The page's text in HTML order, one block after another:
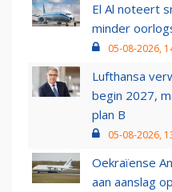
El Al noteert
minder
05-08-2026,
Lufthansa
begin 2027,
plan B
05-08-2026,
Oekraïense
aan aanslag